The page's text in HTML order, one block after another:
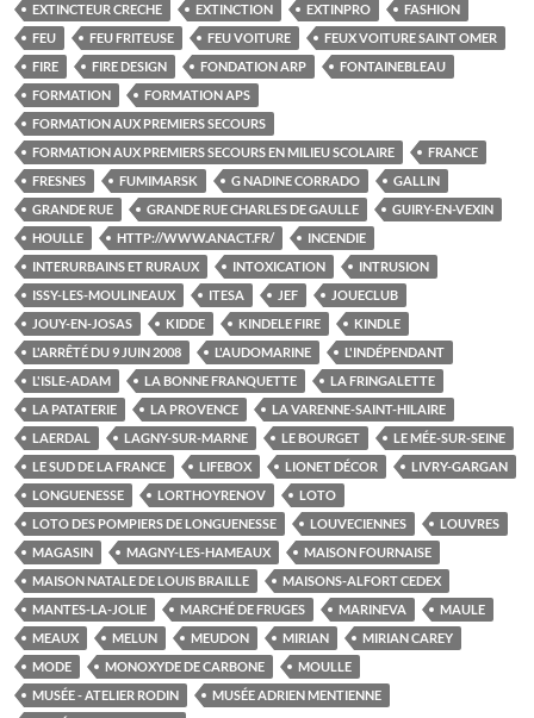
EXTINCTEUR CRECHE
EXTINCTION EXTINPRO
FASHION
FEU
FEU FRITEUSE FEU VOITURE
FEUX VOITURE SAINT OMER
FIRE
FIRE DESIGN FONDATION ARP
FONTAINEBLEAU
FORMATION
FORMATION APS
FORMATION AUX PREMIERS SECOURS
FORMATION AUX PREMIERS SECOURS EN MILIEU SCOLAIRE
FRANCE
FRESNES
FUMIMARSK G NADINE CORRADO
GALLIN
GRANDE RUE
GRANDE RUE CHARLES DE GAULLE
GUIRY-EN-VEXIN
HOULLE
HTTP://WWW.ANACT.FR/
INCENDIE
INTERURBAINS ET RURAUX
INTOXICATION
INTRUSION
ISSY-LES-MOULINEAUX
ITESA JEF
JOUECLUB
JOUY-EN-JOSAS
KIDDE KINDELE FIRE
KINDLE
L'ARRÊTÉ DU 9 JUIN 2008
L'AUDOMARINE
L'INDÉPENDANT
L'ISLE-ADAM
LA BONNE FRANQUETTE
LA FRINGALETTE
LA PATATERIE
LA PROVENCE
LA VARENNE-SAINT-HILAIRE
LAERDAL
LAGNY-SUR-MARNE LE BOURGET
LE MÉE-SUR-SEINE
LE SUD DE LA FRANCE
LIFEBOX LIONET DÉCOR
LIVRY-GARGAN
LONGUENESSE
LORTHOYRENOV
LOTO
LOTO DES POMPIERS DE LONGUENESSE
LOUVECIENNES
LOUVRES
MAGASIN
MAGNY-LES-HAMEAUX
MAISON FOURNAISE
MAISON NATALE DE LOUIS BRAILLE
MAISONS-ALFORT CEDEX
MANTES-LA-JOLIE
MARCHÉ DE FRUGES MARINEVA
MAULE
MEAUX
MELUN MEUDON MIRIAN
MIRIAN CAREY
MODE
MONOXYDE DE CARBONE
MOULLE
MUSÉE - ATELIER RODIN
MUSÉE ADRIEN MENTIENNE